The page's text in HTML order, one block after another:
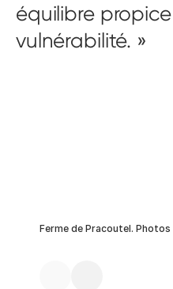
équilibre
vulnérabilité.
Ferme de Pracoutel.